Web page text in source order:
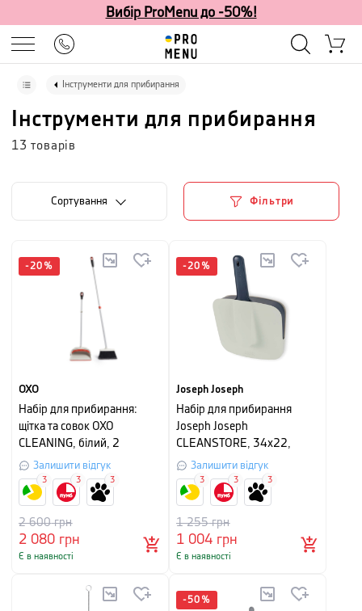
Вибір ProMenu до -50%!
Інструменти для прибирання
Інструменти для прибирання
13 товарів
Сортування Фільтри
-20 %
OXO
Набір для прибирання:
щітка та совок OXO
CLEANING, білий, 2
предмети
Залишити відгук
2 080 грн
2 600грн
Є в наявності
3 3 3
-20 %
Joseph Joseph
Набір для прибирання
Joseph Joseph
CLEANSTORE, 34x22,
3x11, 7 см, синій
Залишити відгук
1 004 грн
1 255грн
Є в наявності
3 3 3
-50 %